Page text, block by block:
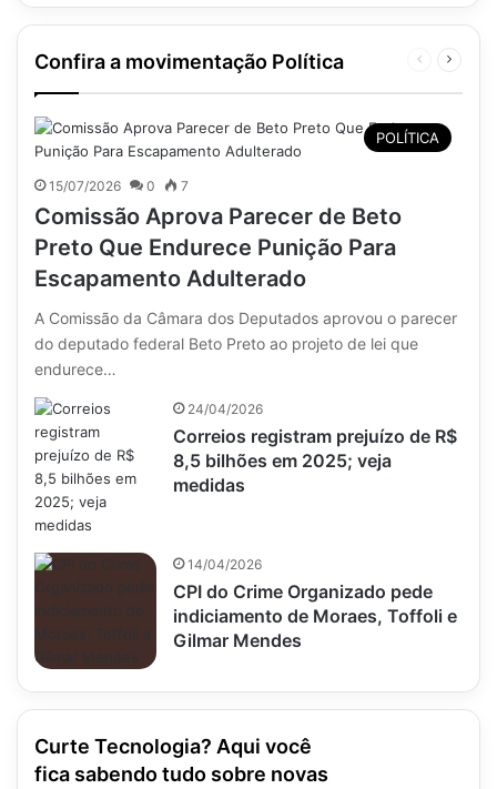
Confira a movimentação Política
Página
POLÍTICA
15/07/2026 0 7
Comissão Aprova Parecer de Beto
Preto Que Endurece Punição Para
Escapamento Adulterado
A Comissão da Câmara dos Deputados aprovou o parecer
do deputado federal Beto Preto ao projeto de lei que
endurece…
24/04/2026
Correios registram prejuízo de R$
8,5 bilhões em 2025; veja
medidas
14/04/2026
CPI do Crime Organizado pede
indiciamento de Moraes, Toffoli e
Gilmar Mendes
Curte Tecnologia? Aqui você
fica sabendo tudo sobre novas